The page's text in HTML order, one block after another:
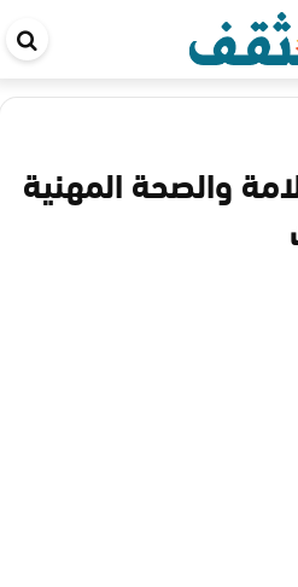
والصحة المهنية